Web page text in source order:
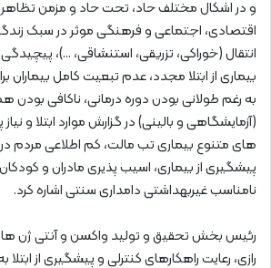
و در اشکال مختلف حاد، تحت حاد و مزمن
اقتصادی، اجتماعی و فرهنگی موثر در سبک
انتقال (خوراکی، تزریقی، استنشاقی، …)،
بیماری از ابتلا مجدد، عدم تبعیت کامل بیماران
به رغم طولانی بودن دوره درمانی، ناکافی
(آزمایشگاهی و بالینی) در گزارش موارد ابتلا و
های متنوع بیماری تب مالت، کم اطلاعی مردم در
پیشگیری از بیماری، اسیب پذیری مادران و
نامناسب غیربهداشتی دامداری سنتی اشاره کرد.
رئیس بخش تحقیق و تولید واکسن و آنتی ژن
رازی، رعایت راهکارهای کنترلی و پیشگیری از ابتلا